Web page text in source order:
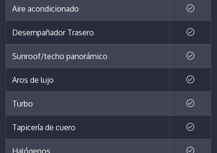
Aire acondicionado
Desempañador Trasero
Sunroof/techo panorámico
Aros de lujo
Turbo
Tapicería de cuero